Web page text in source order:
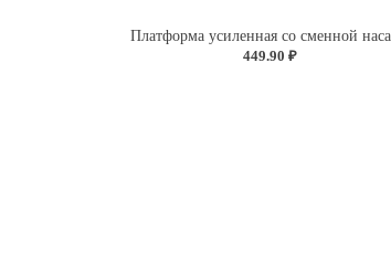
449.90 ₽